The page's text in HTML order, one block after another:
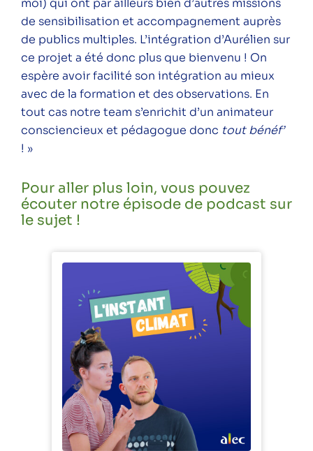
moi) qui ont par ailleurs bien d’autres missions
de sensibilisation et accompagnement auprès
de publics multiples. L’intégration d’Aurélien sur
ce projet a été donc plus que bienvenu ! On
espère avoir facilité son intégration au mieux
avec de la formation et des observations. En
tout cas notre team s’enrichit d’un animateur
consciencieux et pédagogue donc tout bénéf’
! »
Pour aller plus loin, vous pouvez
écouter notre épisode de podcast sur
le sujet !